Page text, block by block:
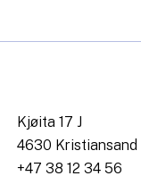
Kjøita 17 J
4630 Kristiansand
+47 38 12 34 56